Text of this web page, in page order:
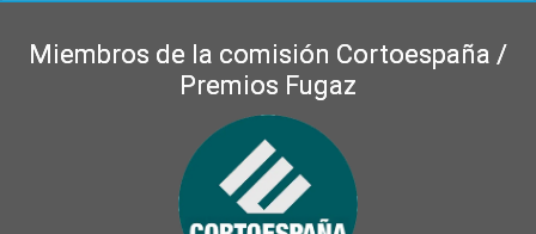
Miembros de la comisión Cortoespaña /
Premios Fugaz